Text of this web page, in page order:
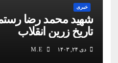
خبری
شهید محمد رضا
تاریخ زرین انقلاب
دی ۲۴, ۱۴۰۳